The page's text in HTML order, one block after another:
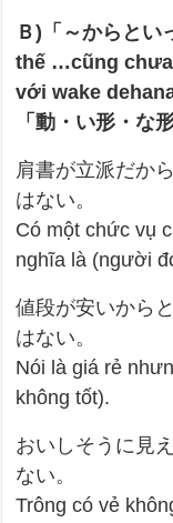
Ｂ)「～からと
thế …cũng
với wake
「動・い形・な
肩書が立派だか
はない。
Có một chức vụ
nghĩa là (người
値段が安いから
はない。
Nói là giá rẻ
không tốt).
おいしそうに見
ない。
Trông có vẻ